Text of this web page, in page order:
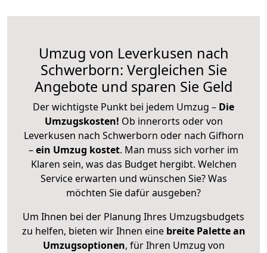
Umzug von Leverkusen nach
Schwerborn: Vergleichen Sie
Angebote und sparen Sie Geld
Der wichtigste Punkt bei jedem Umzug – Die
Umzugskosten! Ob innerorts oder von
Leverkusen nach Schwerborn oder nach Gifhorn
–ein Umzug kostet. Man muss sich vorher im
Klaren sein, was das Budget hergibt. Welchen
Service erwarten und wünschen Sie? Was
möchten Sie dafür ausgeben?
Um Ihnen bei der Planung Ihres Umzugsbudgets
zu helfen, bieten wir Ihnen eine breite Palette an
Umzugsoptionen, für Ihren Umzug von